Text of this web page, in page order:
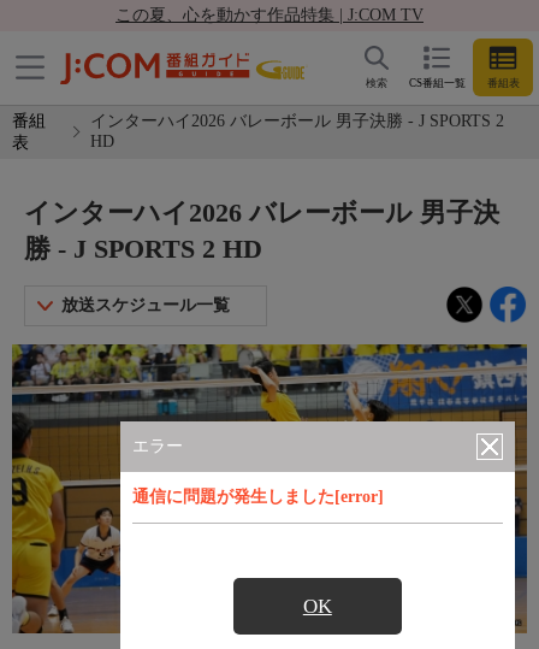
この夏、心を動かす作品特集 | J:COM TV
CS番組一覧 番組表
検索
番組
表
インターハイ2026 バレーボール 男子決勝 - J SPORTS 2
HD
エラー
通信に問題が発生しました[error]
OK
インターハイ2026 バレーボール 男子決
勝 - J SPORTS 2 HD
放送スケジュール一覧